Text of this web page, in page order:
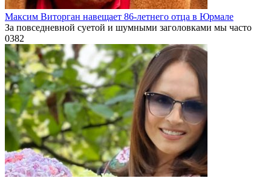
Максим Виторган навещает 86-летнего отца в Юрмале
За повседневной суетой и шумными заголовками мы часто
0382